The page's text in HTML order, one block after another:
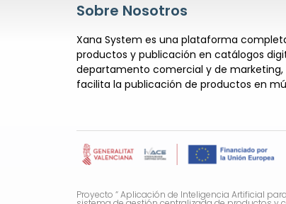
Sobre Nosotros
Xana System es una plataforma
productos y publicación en catálogos
departamento comercial y de marketing,
facilita la publicación de productos en
Proyecto “ Aplicación de Inteligencia Artificial